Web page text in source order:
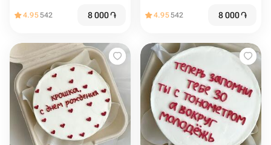
4.95542 8 000֏ 4.95542 8 000֏